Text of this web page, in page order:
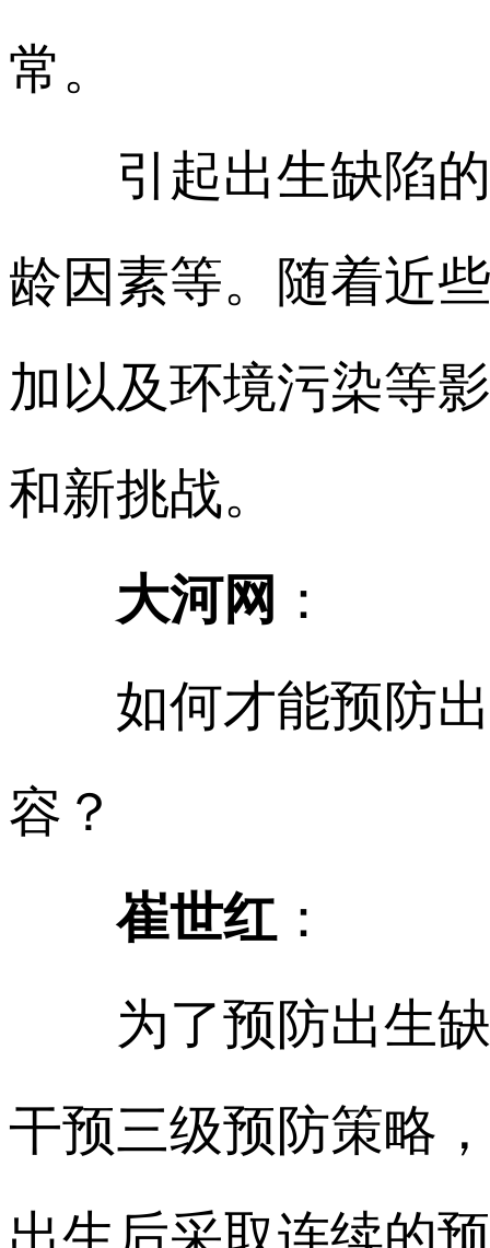
常。
引起出生缺陷的
龄因素等。随着近
加以及环境污染等
和新挑战。
大河网 ：
如何才能预防出
容？
崔世红 ：
为了预防出生缺
干预三级预防策略